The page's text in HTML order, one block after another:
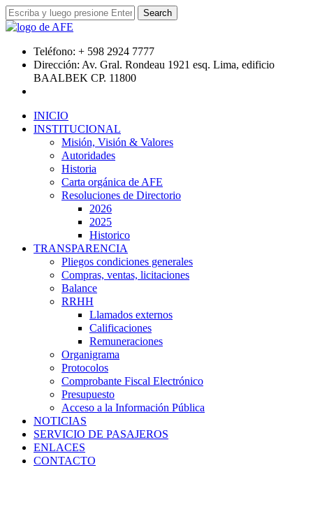
Teléfono: + 598 2924 7777
Dirección: Av. Gral. Rondeau 1921 esq. Lima, edificio
BAALBEK CP. 11800
INICIO
INSTITUCIONAL
Misión, Visión & Valores
Autoridades
Historia
Carta orgánica de AFE
Resoluciones de Directorio
2026
2025
Historico
TRANSPARENCIA
Pliegos condiciones generales
Compras, ventas, licitaciones
Balance
RRHH
Llamados externos
Calificaciones
Remuneraciones
Organigrama
Protocolos
Comprobante Fiscal Electrónico
Presupuesto
Acceso a la Información Pública
NOTICIAS
SERVICIO DE PASAJEROS
ENLACES
CONTACTO